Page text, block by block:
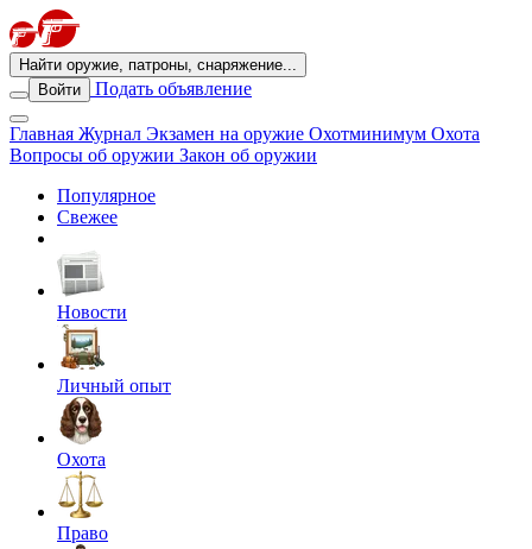
Найти оружие, патроны, снаряжение...
Войти
Подать объявление
Главная Журнал Экзамен на оружие Охотминимум Охота
Вопросы об оружии Закон об оружии
Популярное
Свежее
Новости
Личный опыт
Охота
Право